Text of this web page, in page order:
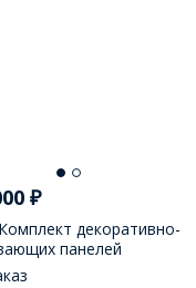
₽
декоративно-
панелей